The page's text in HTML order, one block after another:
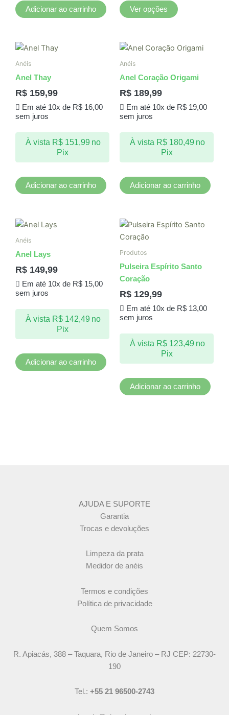
Adicionar ao carrinho Ver opções
página
Anéis
Anel Thay
R$ 159,99
Em até 10x de R$16,00
sem juros
À vista R$151,99 no
Pix
Adicionar ao carrinho
Anéis
Anel Coração Origami
R$ 189,99
Em até 10x de R$19,00
sem juros
À vista R$180,49 no
Pix
Adicionar ao carrinho
Anéis
Anel Lays
R$ 149,99
Em até 10x de R$15,00
sem juros
À vista R$142,49 no
Pix
Adicionar ao carrinho
Produtos
Pulseira Espírito Santo
Coração
R$ 129,99
Em até 10x de R$13,00
sem juros
À vista R$123,49 no
Pix
Adicionar ao carrinho
AJUDA E SUPORTE
Garantia
Trocas e devoluções
Limpeza da prata
Medidor de anéis
Termos e condições
Política de privacidade
Quem Somos
R. Apiacás, 388 – Taquara, Rio de Janeiro – RJ CEP: 22730-
190
Tel.: +55 21 96500-2743